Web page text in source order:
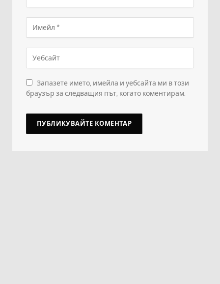
Запазете името, имейла и уебсайта ми в този
браузър за следващия път, когато коментирам.